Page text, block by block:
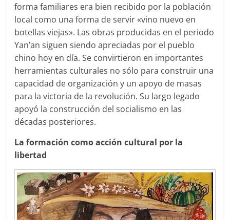
forma familiares era bien recibido por la población
local como una forma de servir «vino nuevo en
botellas viejas». Las obras producidas en el periodo
Yan’an siguen siendo apreciadas por el pueblo
chino hoy en día. Se convirtieron en importantes
herramientas culturales no sólo para construir una
capacidad de organización y un apoyo de masas
para la victoria de la revolución. Su largo legado
apoyó la construcción del socialismo en las
décadas posteriores.
La formación como acción cultural por la
libertad